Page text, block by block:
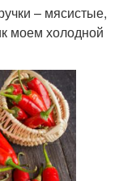
– мясистые,
моем холодной